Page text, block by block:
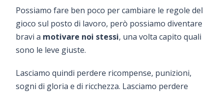
Possiamo fare ben poco per cambiare le regole del
gioco sul posto di lavoro, però possiamo diventare
bravi a motivare noi stessi, una volta capito quali
sono le leve giuste.
Lasciamo quindi perdere ricompense, punizioni,
sogni di gloria e di ricchezza. Lasciamo perdere